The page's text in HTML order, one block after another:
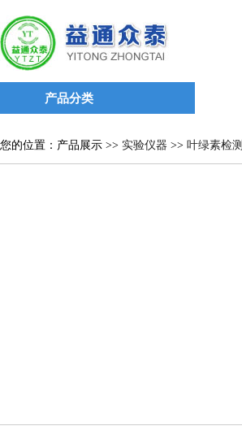
产品分类
您的位置：产品展示 >> 实验仪器 >> 叶绿素检测